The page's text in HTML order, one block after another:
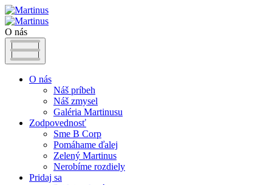
O nás
O nás
Náš príbeh
Náš zmysel
Galéria Martinusu
Zodpovednosť
Sme B Corp
Pomáhame ďalej
Zelený Martinus
Nerobíme rozdiely
Pridaj sa